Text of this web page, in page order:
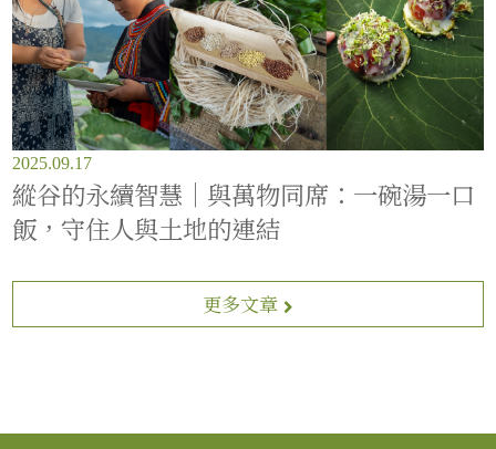
2025.09.17
縱谷的永續智慧｜與萬物同席：一碗湯一口
飯，守住人與土地的連結
更多文章